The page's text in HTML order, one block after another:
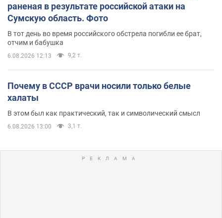
раненая в результате российской атаки на
Сумскую область. Фото
В тот день во время российского обстрела погибли ее брат,
отчим и бабушка
6.08.2026 12:13 9,2 т.
Почему в СССР врачи носили только белые
халаты
В этом был как практический, так и символический смысл
6.08.2026 13:00 3,1 т.